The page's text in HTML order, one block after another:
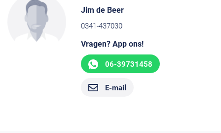
Jim de Beer
0341-437030
Vragen? App ons!
06-39731458
E-mail